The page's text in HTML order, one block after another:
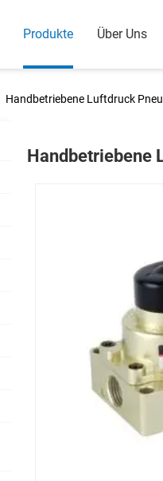
Produkte Über Uns
Handbetriebene Luftdruck
Handbetriebene